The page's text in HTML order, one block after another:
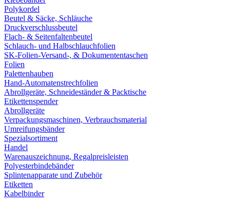
Polykordel
Beutel & Säcke, Schläuche
Druckverschlussbeutel
Flach- & Seitenfaltenbeutel
Schlauch- und Halbschlauchfolien
SK-Folien-Versand-, & Dokumententaschen
Folien
Palettenhauben
Hand-Automatenstrechfolien
Abrollgeräte, Schneideständer & Packtische
Etikettenspender
Abrollgeräte
Verpackungsmaschinen, Verbrauchsmaterial
Umreifungsbänder
Spezialsortiment
Handel
Warenauszeichnung, Regalpreisleisten
Polyesterbindebänder
Splintenapparate und Zubehör
Etiketten
Kabelbinder